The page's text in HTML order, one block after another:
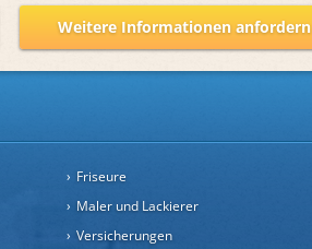
Weitere Informationen anfordern
Friseure
Maler und Lackierer
Versicherungen